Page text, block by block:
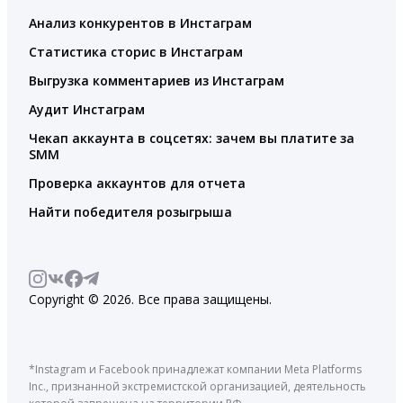
Анализ конкурентов в Инстаграм
Статистика сторис в Инстаграм
Выгрузка комментариев из Инстаграм
Аудит Инстаграм
Чекап аккаунта в соцсетях: зачем вы платите за
SMM
Проверка аккаунтов для отчета
Найти победителя розыгрыша
Copyright © 2026. Все права защищены.
*Instagram и Facebook принадлежат компании Meta Platforms
Inc., признанной экстремистской организацией, деятельность